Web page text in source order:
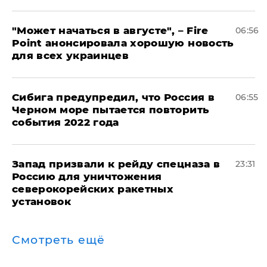
"Может начаться в августе", – Fire
Point анонсировала хорошую новость
для всех украинцев
06:56
Сибига предупредил, что Россия в
Черном море пытается повторить
события 2022 года
06:55
Запад призвали к рейду спецназа в
Россию для уничтожения
северокорейских ракетных
установок
23:31
Смотреть ещё